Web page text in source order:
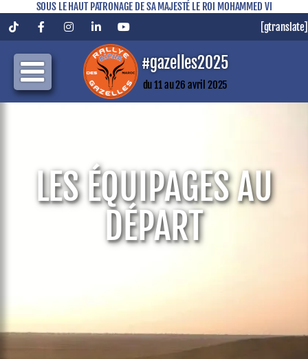
SOUS LE HAUT PATRONAGE DE SA MAJESTÉ LE ROI MOHAMMED VI
TiktokFacebookInstagramLinkedInYouTube [gtranslate]
#gazelles2025
du 11 au 26 avril 2025
LES ÉQUIPAGES AU
DÉPART